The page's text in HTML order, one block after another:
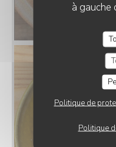
à gauche
Politique de
Politique